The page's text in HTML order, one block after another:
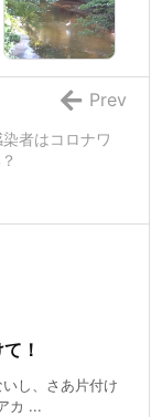
者はコロナワ
Prev
！
し、さあ片付け
カ ...